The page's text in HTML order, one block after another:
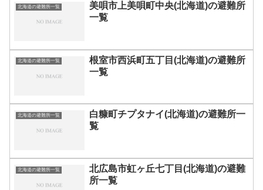
北海道の避難所一覧
美唄市上美唄町中央(北海道)の避難所
一覧
北海道の避難所一覧
根室市西浜町五丁目(北海道)の避難所
一覧
北海道の避難所一覧
白糠町チプタナイ(北海道)の避難所一
覧
北海道の避難所一覧
北広島市虹ヶ丘七丁目(北海道)の避難
所一覧